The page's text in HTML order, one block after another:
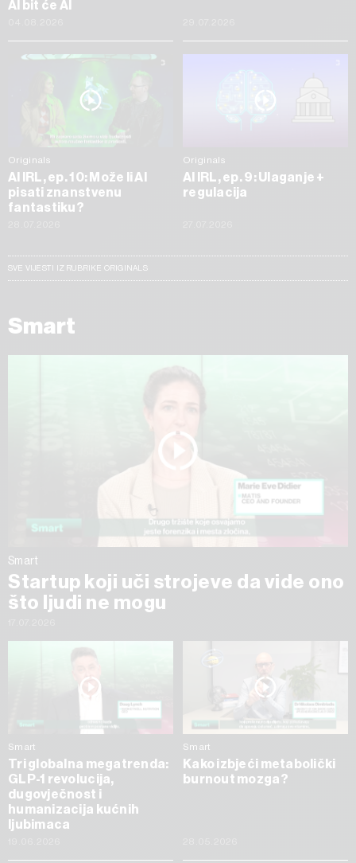
AI bit će AI
Originals
AI IRL, ep. 10: Može li AI
pisati znanstvenu
fantastiku?
Originals
AI IRL, ep. 9: Ulaganje +
regulacija
SVE VIJESTI IZ RUBRIKE ORIGINALS
Smart
Smart
Startup koji uči strojeve da vide ono
što ljudi ne mogu
Smart
Tri globalna megatrenda:
GLP-1 revolucija,
dugovječnost i
humanizacija kućnih
ljubimaca
Smart
Kako izbjeći metabolički
burnout mozga?